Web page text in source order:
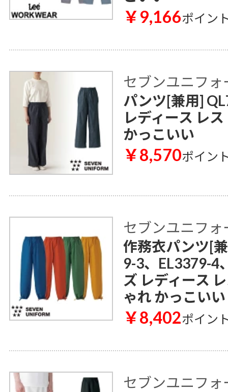
￥9,166ポイン
セブンユニフォ
パンツ[兼用]
レディース レ
かっこいい
￥8,570ポイン
セブンユニフォ
作務衣パンツ[
9-3、EL3379-4
ズ レディース
ゃれ かっこいい
￥8,402ポイン
セブンユニフォ